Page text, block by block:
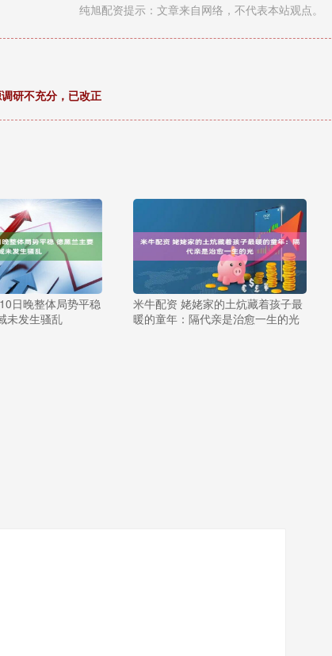
纯旭配资提示：文章来自网络，不代表本站观点。
研不充分，已改正
日晚整体局势平稳
未发生骚乱
米牛配资 姥姥家的土炕藏着孩子最
暖的童年：隔代亲是治愈一生的光